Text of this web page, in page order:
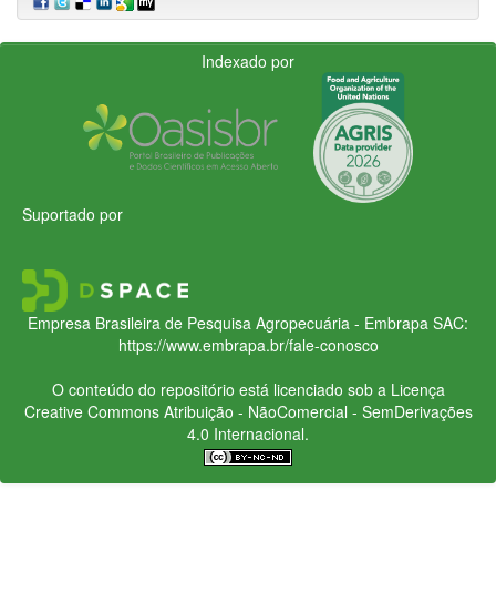
Indexado por
Suportado por
Empresa Brasileira de Pesquisa Agropecuária - Embrapa SAC:
https://www.embrapa.br/fale-conosco
O conteúdo do repositório está licenciado sob a Licença
Creative CommonsAtribuição - NãoComercial - SemDerivações
4.0 Internacional.